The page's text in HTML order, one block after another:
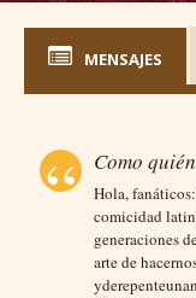
MENSAJES
Como
Hola,
comicidad
generaciones
arte de